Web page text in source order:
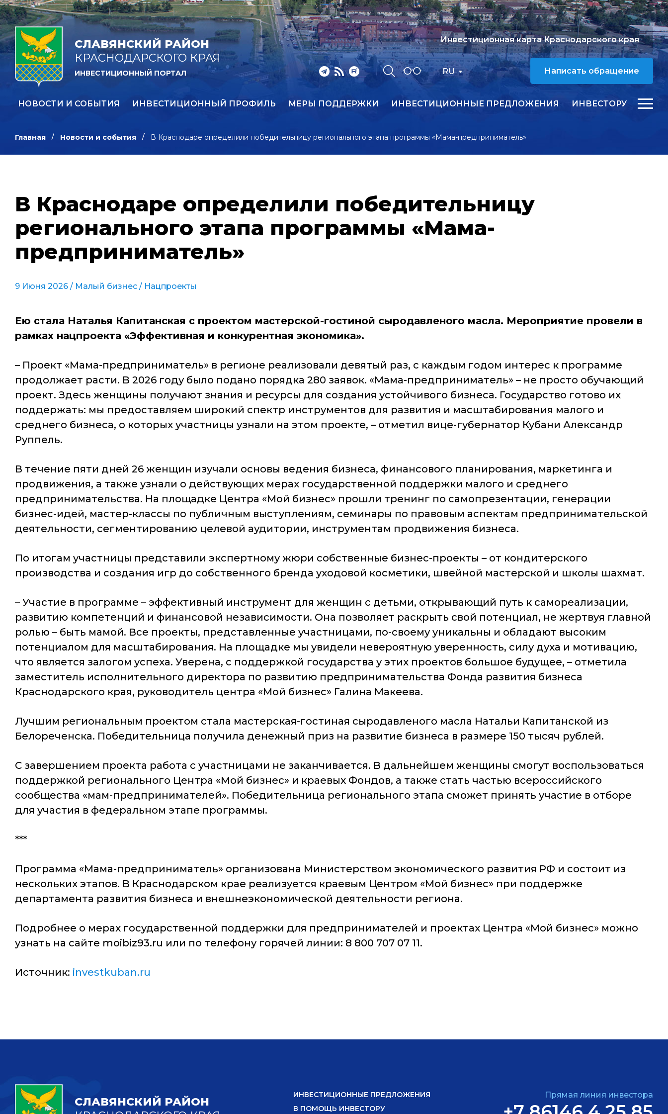
СЛАВЯНСКИЙ РАЙОН
КРАСНОДАРСКОГО КРАЯ
ИНВЕСТИЦИОННЫЙ ПОРТАЛ RU
Инвестиционная карта Краснодарского края
Написать обращение
НОВОСТИ И СОБЫТИЯ ИНВЕСТИЦИОННЫЙ ПРОФИЛЬ МЕРЫ ПОДДЕРЖКИ ИНВЕСТИЦИОННЫЕ ПРЕДЛОЖЕНИЯ ИНВЕСТОРУ
Главная Новости и события В Краснодаре определили победительницу регионального этапа программы «Мама-предприниматель»
В Краснодаре определили победительницу
регионального этапа программы «Мама-
предприниматель»
9 Июня 2026 / Малый бизнес / Нацпроекты
Ею стала Наталья Капитанская с проектом мастерской-гостиной сыродавленого масла. Мероприятие провели в
рамках нацпроекта «Эффективная и конкурентная экономика».
– Проект «Мама-предприниматель» в регионе реализовали девятый раз, с каждым годом интерес к программе
продолжает расти. В 2026 году было подано порядка 280 заявок. «Мама-предприниматель» – не просто обучающий
проект. Здесь женщины получают знания и ресурсы для создания устойчивого бизнеса. Государство готово их
поддержать: мы предоставляем широкий спектр инструментов для развития и масштабирования малого и
среднего бизнеса, о которых участницы узнали на этом проекте, – отметил вице-губернатор Кубани Александр
Руппель.
В течение пяти дней 26 женщин изучали основы ведения бизнеса, финансового планирования, маркетинга и
продвижения, а также узнали о действующих мерах государственной поддержки малого и среднего
предпринимательства. На площадке Центра «Мой бизнес» прошли тренинг по самопрезентации, генерации
бизнес-идей, мастер-классы по публичным выступлениям, семинары по правовым аспектам предпринимательской
деятельности, сегментированию целевой аудитории, инструментам продвижения бизнеса.
По итогам участницы представили экспертному жюри собственные бизнес-проекты – от кондитерского
производства и создания игр до собственного бренда уходовой косметики, швейной мастерской и школы шахмат.
– Участие в программе – эффективный инструмент для женщин с детьми, открывающий путь к самореализации,
развитию компетенций и финансовой независимости. Она позволяет раскрыть свой потенциал, не жертвуя главной
ролью – быть мамой. Все проекты, представленные участницами, по-своему уникальны и обладают высоким
потенциалом для масштабирования. На площадке мы увидели невероятную уверенность, силу духа и мотивацию,
что является залогом успеха. Уверена, с поддержкой государства у этих проектов большое будущее, – отметила
заместитель исполнительного директора по развитию предпринимательства Фонда развития бизнеса
Краснодарского края, руководитель центра «Мой бизнес» Галина Макеева.
Лучшим региональным проектом стала мастерская-гостиная сыродавленого масла Натальи Капитанской из
Белореченска. Победительница получила денежный приз на развитие бизнеса в размере 150 тысяч рублей.
С завершением проекта работа с участницами не заканчивается. В дальнейшем женщины смогут воспользоваться
поддержкой регионального Центра «Мой бизнес» и краевых Фондов, а также стать частью всероссийского
сообщества «мам-предпринимателей». Победительница регионального этапа сможет принять участие в отборе
для участия в федеральном этапе программы.
***
Программа «Мама-предприниматель» организована Министерством экономического развития РФ и состоит из
нескольких этапов. В Краснодарском крае реализуется краевым Центром «Мой бизнес» при поддержке
департамента развития бизнеса и внешнеэкономической деятельности региона.
Подробнее о мерах государственной поддержки для предпринимателей и проектах Центра «Мой бизнес» можно
узнать на сайте moibiz93.ru или по телефону горячей линии: 8 800 707 07 11.
Источник: investkuban.ru
СЛАВЯНСКИЙ РАЙОН
ИНВЕСТИЦИОННЫЕ ПРЕДЛОЖЕНИЯ
В ПОМОЩЬ ИНВЕСТОРУ
Прямая линия инвестора